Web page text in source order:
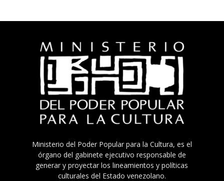
Ministerio del Poder Popular para la Cultura, es el
órgano del gabinete ejecutivo responsable de
generar y proyectar los lineamientos y políticas
culturales del Estado venezolano.